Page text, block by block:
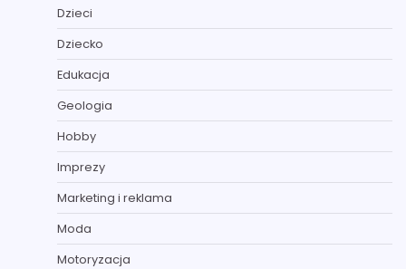
Dzieci
Dziecko
Edukacja
Geologia
Hobby
Imprezy
Marketing i reklama
Moda
Motoryzacja